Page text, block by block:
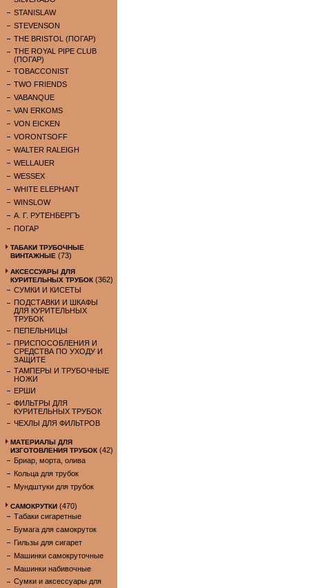
STANISLAW
STEVENSON
THE BRISTOL (ПОГАР)
THE ROYAL PIPE CLUB
(ПОГАР)
TOBACCONIST
TWO FRIENDS
VABANQUE
VAN ERKOMS
VON EICKEN
VORONTSOFF
WALTER RALEIGH
WELLAUER
WESSEX
WHITE ELEPHANT
WINSLOW
А. Г. РУТЕНБЕРГЪ
ПОГАР
ТАБАКИ ТРУБОЧНЫЕ
ВИНТАЖНЫЕ (73)
АКСЕССУАРЫ ДЛЯ
КУРИТЕЛЬНЫХ ТРУБОК (362)
СУМКИ И КИСЕТЫ
ПОДСТАВКИ И ШКАФЫ
ДЛЯ КУРИТЕЛЬНЫХ
ТРУБОК
ПЕПЕЛЬНИЦЫ
ПРИСПОСОБЛЕНИЯ И
СРЕДСТВА ПО УХОДУ И
ЗАЩИТЕ
ТАМПЕРЫ И ТРУБОЧНЫЕ
НОЖИ
ЕРШИ
ФИЛЬТРЫ ДЛЯ
КУРИТЕЛЬНЫХ ТРУБОК
ЧЕХЛЫ ДЛЯ ФИЛЬТРОВ
МАТЕРИАЛЫ ДЛЯ
ИЗГОТОВЛЕНИЯ ТРУБОК (42)
Бриар, морта, олива
Кольца для трубок
Мундштуки для трубок
САМОКРУТКИ (470)
Табаки сигаретные
Бумага для самокруток
Гильзы для сигарет
Машинки самокруточные
Машинки набивочные
Сумки и аксессуары для